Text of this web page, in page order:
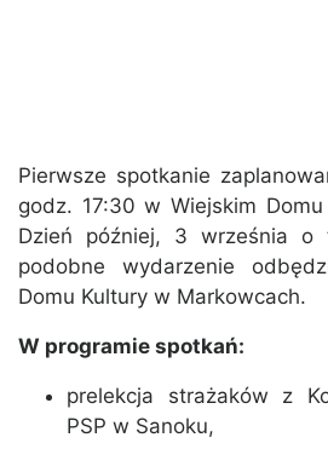
Pierwsze spotkanie
godz. 17:30 w Wiejskim
Dzień później, 3 września o
podobne wydarzenie
Domu Kultury w Markowcach.
W programie spotkań:
prelekcja strażaków z
PSP w Sanoku,